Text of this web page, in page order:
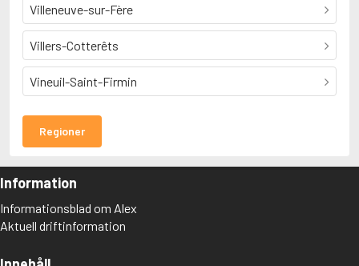
Villeneuve-sur-Fère
Villers-Cotterêts
Vineuil-Saint-Firmin
Regioner
Information
Informationsblad om Alex
Aktuell driftinformation